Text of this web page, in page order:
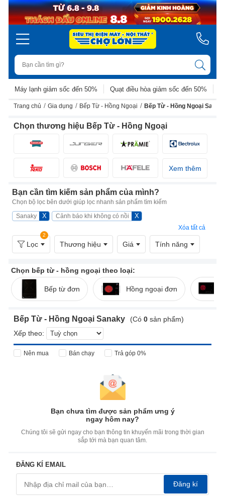
Máy lạnh giảm sốc đến 50% Quạt điều hòa giảm sốc đến 50%
Trang chủ / Gia dụng / Bếp Từ - Hồng Ngoại / Bếp Từ - Hồng Ngoại
Chọn thương hiệu Bếp Từ - Hồng Ngoại
Xem thêm
Bạn cần tìm kiếm sản phẩm của mình?
Chọn bộ lọc bên dưới giúp lọc nhanh sản phẩm tìm kiếm
Sanaky
X Cảnh báo khi không có nồi X
Xóa tất cả
2
Lọc Thương hiệu Giá Tính năng
Chọn bếp từ - hồng ngoại theo loại:
Bếp từ đơn Hồng ngoại đơn
Bếp Từ - Hồng Ngoại Sanaky (Có 0 sản phẩm)
Xếp theo:
Nên mua Bán chạy Trả góp 0%
Bạn chưa tìm được sản phẩm ưng ý
ngay hôm nay?
Chúng tôi sẽ gửi ngay cho bạn thông tin khuyến mãi trong thời gian
sắp tới mà bạn quan tâm.
ĐĂNG KÍ EMAIL
Đăng kí